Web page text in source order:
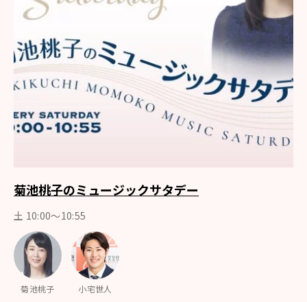
菊池桃子のミュージックサタデー
土 10:00〜10:55
菊池桃子 小宅世人